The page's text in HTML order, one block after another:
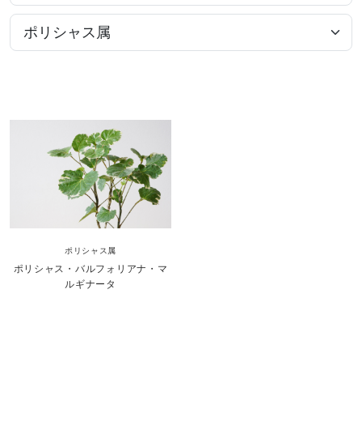
ポリシャス 属
ポリシャス・バルフォリアナ・マ
ルギナータ